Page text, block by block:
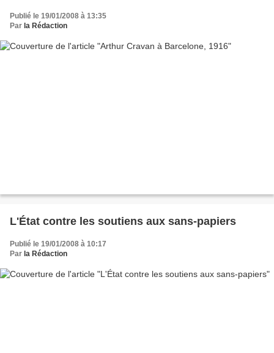
Publié le 19/01/2008 à 13:35
Par la Rédaction
L'État contre les soutiens aux sans-papiers
Publié le 19/01/2008 à 10:17
Par la Rédaction